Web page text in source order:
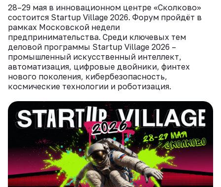
28–29 мая в инновационном центре «Сколково»
состоится Startup Village 2026. Форум пройдёт в
рамках Московской недели
предпринимательства. Среди ключевых тем
деловой программы Startup Village 2026 –
промышленный искусственный интеллект,
автоматизация, цифровые двойники, финтех
нового поколения, кибербезопасность,
космические технологии и роботизация.
ПОДПИСЫВАЙТЕСЬ
Телеграм
ВКонтакте